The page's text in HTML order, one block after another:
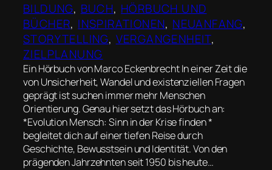
BILDUNG, BUCH, HÖRBUCH UND
BÜCHER, INSPIRATIONEN, NEUANFANG
STORYTELLING, VERGANGENHEIT
ZIELPLANUNG
Ein Hörbuch von Marco Eckenbrecht In einer Zeit die
von Unsicherheit, Wandel und existenziellen Fragen
geprägt ist suchen immer mehr Menschen
Orientierung. Genau hier setzt das Hörbuch an:
*Evolution Mensch: Sinn in der Krise finden *
begleitet dich auf einer tiefen Reise durch
Geschichte, Bewusstsein und Identität. Von den
prägenden Jahrzehnten seit 1950 bis heute…